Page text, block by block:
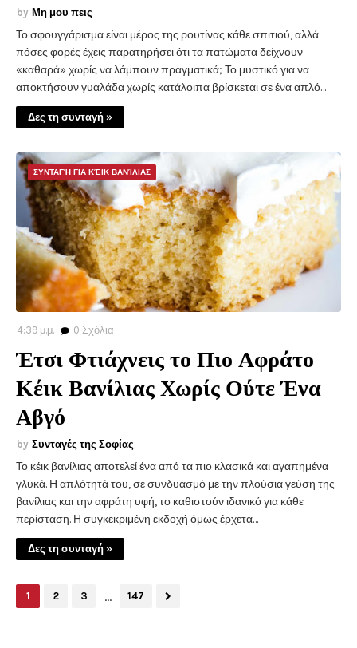
Μη μου πεις
Το σφουγγάρισμα είναι μέρος της ρουτίνας κάθε σπιτιού, αλλά
πόσες φορές έχεις παρατηρήσει ότι τα πατώματα δείχνουν
«καθαρά» χωρίς να λάμπουν πραγματικά; Το μυστικό για να
αποκτήσουν γυαλάδα χωρίς κατάλοιπα βρίσκεται σε ένα απλό…
Δες τη συνταγή »
ΣΥΝΤΑΓΉ ΓΙΑ ΚΈΙΚ ΒΑΝΊΛΙΑΣ
4:39 μ.μ. 0 Σχόλια
Έτσι Φτιάχνεις το Πιο Αφράτο
Κέικ Βανίλιας Χωρίς Ούτε Ένα
Αβγό
Συνταγές της Σοφίας
Το κέικ βανίλιας αποτελεί ένα από τα πιο κλασικά και αγαπημένα
γλυκά. Η απλότητά του, σε συνδυασμό με την πλούσια γεύση της
βανίλιας και την αφράτη υφή, το καθιστούν ιδανικό για κάθε
περίσταση. Η συγκεκριμένη εκδοχή όμως έρχετα…
Δες τη συνταγή »
1 2 3 ... 147